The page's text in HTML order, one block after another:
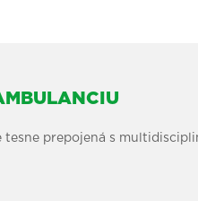
tesne prepojená s